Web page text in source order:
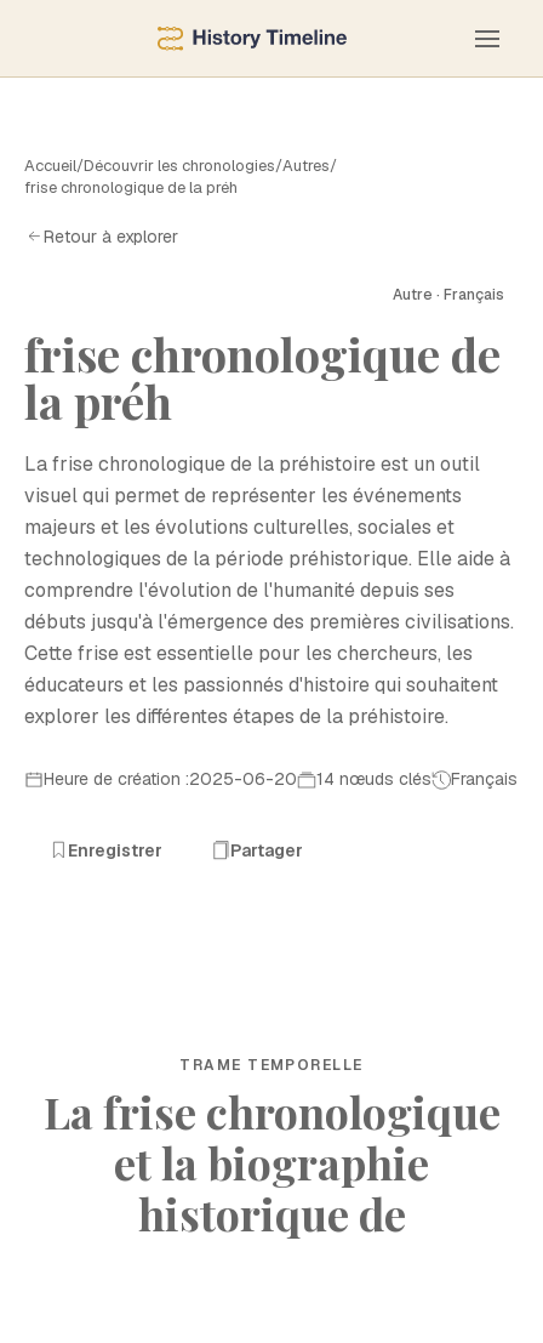
Accueil/Découvrir les chronologies/Autres/
frise chronologique de la préh
Retour à explorer
Autre · Français
frise chronologique de
la préh
La frise chronologique de la préhistoire est un outil
visuel qui permet de représenter les événements
majeurs et les évolutions culturelles, sociales et
technologiques de la période préhistorique. Elle aide à
comprendre l'évolution de l'humanité depuis ses
débuts jusqu'à l'émergence des premières civilisations.
Cette frise est essentielle pour les chercheurs, les
éducateurs et les passionnés d'histoire qui souhaitent
explorer les différentes étapes de la préhistoire.
Heure de création :2025-06-20 14 nœuds clés Français
Enregistrer Partager
TRAME TEMPORELLE
La frise chronologique
et la biographie
historique de